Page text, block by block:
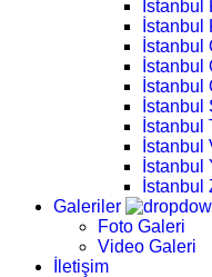
İstanbul
İstanbul
İstanbul
İstanbul
İstanbul
İstanbul
İstanbul
İstanbul
İstanbul
İstanbul
Galeriler
Foto Galeri
Video Galeri
İletişim